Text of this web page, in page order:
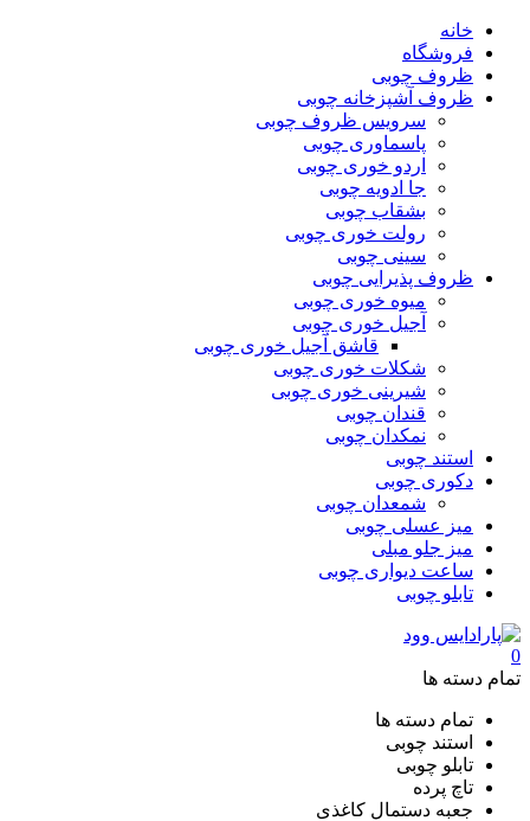
خانه
فروشگاه
ظروف چوبی
ظروف آشپزخانه چوبی
سرویس ظروف چوبی
پاسماوری چوبی
اردو خوری چوبی
جا ادویه چوبی
بشقاب چوبی
رولت خوری چوبی
سینی چوبی
ظروف پذیرایی چوبی
میوه خوری چوبی
آجیل خوری چوبی
قاشق آجیل خوری چوبی
شکلات خوری چوبی
شیرینی خوری چوبی
قندان چوبی
نمکدان چوبی
استند چوبی
دکوری چوبی
شمعدان چوبی
میز عسلی چوبی
میز جلو مبلی
ساعت دیواری چوبی
تابلو چوبی
0
تمام دسته ها
تمام دسته ها
استند چوبی
تابلو چوبی
تاچ پرده
جعبه دستمال کاغذی